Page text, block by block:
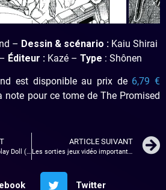
– Dessin & scénario : Kaiu Shirai
Éditeur : Kazé – Type : Shônen
est disponible au prix de6,79 €
note pour ce tome de The Promised
Avis manga : Sexy Cosplay Doll (Tome 1)
ARTICLE SUIVANT
Les sorties jeux vidéo importantes du mois de novembre 2019
Twitter